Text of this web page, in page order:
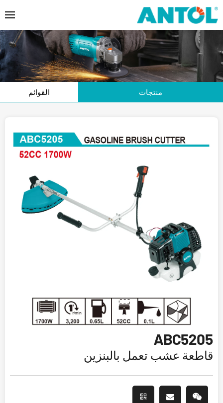
منتجات القوائم
ABC5205
قاطعة عشب تعمل بالبنزين